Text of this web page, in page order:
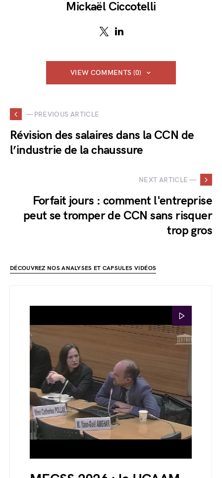
Mickaël Ciccotelli
VIEW COMMENTS (0)
— PREVIOUS ARTICLE
Révision des salaires dans la CCN de
l’industrie de la chaussure
NEXT ARTICLE —
Forfait jours : comment l'entreprise
peut se tromper de CCN sans risquer
trop gros
DÉCOUVREZ NOS ANALYSES ET CAPSULES VIDÉOS